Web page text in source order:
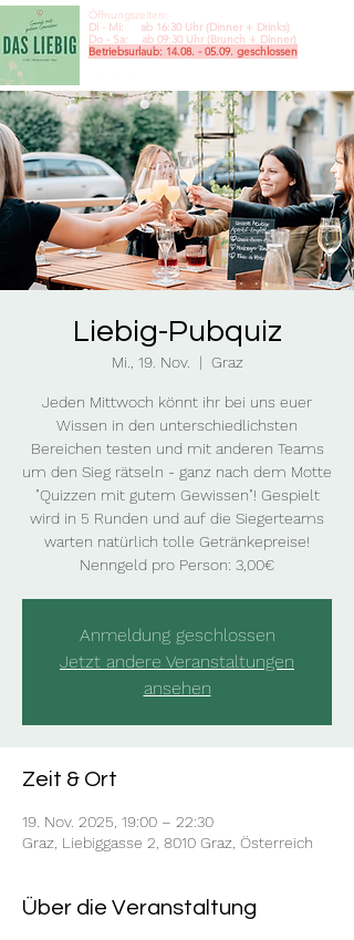
Öffnungszeiten:
Di - Mi: ab 16:30 Uhr (Dinner + Drinks)
Do - Sa: ab 09:30 Uhr (Brunch + Dinner)
Betriebsurlaub: 14.08. - 05.09. geschlossen
Liebig-Pubquiz
Mi., 19. Nov.
  |
Graz
Jeden Mittwoch könnt ihr bei uns euer
Wissen in den unterschiedlichsten
Bereichen testen und mit anderen Teams
um den Sieg rätseln - ganz nach dem Motte
"Quizzen mit gutem Gewissen"! Gespielt
wird in 5 Runden und auf die Siegerteams
warten natürlich tolle Getränkepreise!
Nenngeld pro Person: 3,00€
Anmeldung geschlossen
Jetzt andere Veranstaltungen
ansehen
Zeit & Ort
19. Nov. 2025, 19:00 – 22:30
Graz, Liebiggasse 2, 8010 Graz, Österreich
Über die Veranstaltung